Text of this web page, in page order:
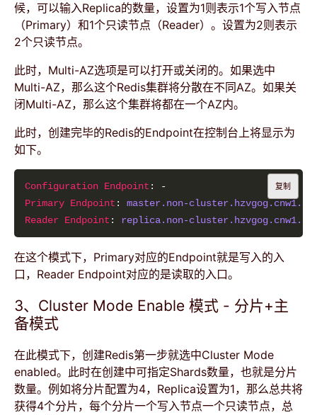
候，可以输入Replica的数量，设置为1则表示1个写入节点
（Primary）和1个只读节点（Reader）。设置为2则表示
2个只读节点。
此时，Multi-AZ选项是可以打开或关闭的。如果选中
Multi-AZ，那么这个Redis集群将分散在不同AZ。如果关
闭Multi-AZ，那么这个集群将都在一个AZ内。
此时，创建完毕的Redis的Endpoint在控制台上将显示为
如下。
Configuration Endpoint
Primary Endpoint : master.non-
Reader Endpoint : replica.non-
复制
在这个模式下，Primary对应的Endpoint就是写入的入
口，Reader Endpoint对应的是读取的入口。
3、Cluster Mode Enable 模式 - 分片+主
备模式
在此模式下，创建Redis第一步就选中Cluster Mode
enabled。此时在创建中可指定Shards数量，也就是分片
数量。例如将分片配置为4，Replica设置为1，那么总共将
获得4个分片，每个分片一个写入节点一个只读节点，总